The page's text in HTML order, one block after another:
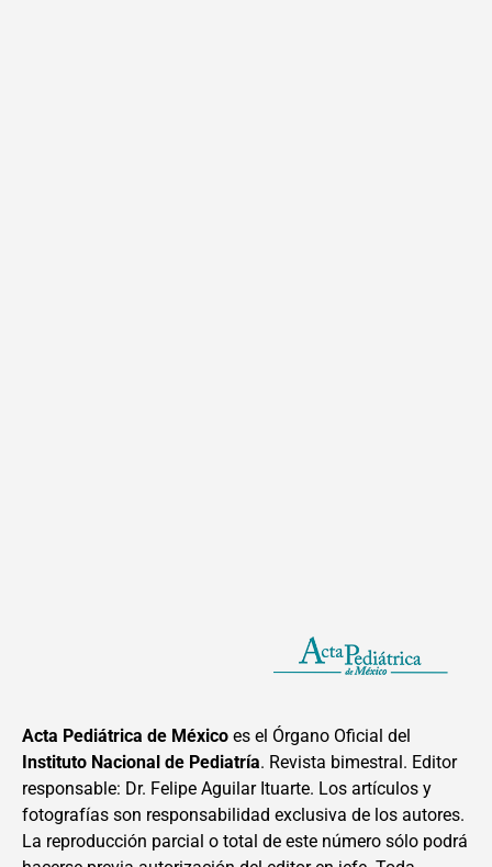
Acta Pediátrica de México es el Órgano Oficial del
Instituto Nacional de Pediatría. Revista bimestral. Editor
responsable: Dr. Felipe Aguilar Ituarte. Los artículos y
fotografías son responsabilidad exclusiva de los autores.
La reproducción parcial o total de este número sólo podrá